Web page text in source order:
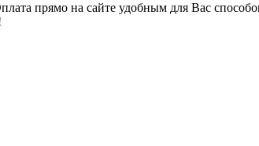
прямо на сайте удобным для Вас